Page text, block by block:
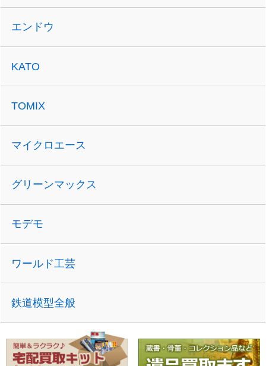
エンドウ
KATO
TOMIX
マイクロエース
グリーンマックス
モデモ
ワールド工芸
鉄道模型全般